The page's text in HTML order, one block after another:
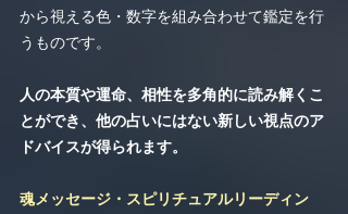
から視える色・数字を組み合わせて鑑定を行
うものです。
人の本質や運命、相性を多角的に読み解くこ
とができ、他の占いにはない新しい視点のア
ドバイスが得られます。
魂メッセージ・スピリチュアルリーディン